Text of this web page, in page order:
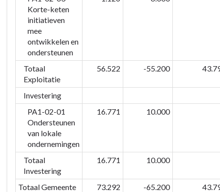
Korte-keten
initiatieven
mee
ontwikkelen en
ondersteunen
Totaal
Exploitatie
56.522 -55.200
Investering
PA1-02-01
Ondersteunen
van lokale
ondernemingen
16.771 10.000
Totaal
Investering
16.771 10.000
Totaal Gemeente
73.292 -65.200